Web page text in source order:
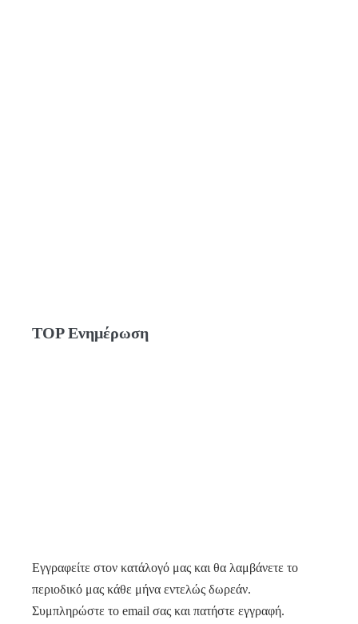
TOP Ενημέρωση
Εγγραφείτε στον κατάλογό μας και θα λαμβάνετε το
περιοδικό μας κάθε μήνα εντελώς δωρεάν.
Συμπληρώστε το email σας και πατήστε εγγραφή.